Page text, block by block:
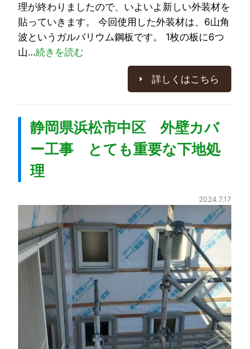
理が終わりましたので、いよいよ新しい外装材を
貼っていきます。 今回使用した外装材は、6山角
波というガルバリウム鋼板です。 1枚の板に6つ
山…続きを読む
詳しくはこちら
静岡県浜松市中区 外壁カバ
ー工事 とても重要な下地処
理
2024.7.17